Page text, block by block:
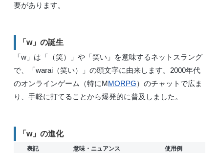
要があります。
「w」の誕生
「w」は「（笑）」や「笑い」を意味するネットスラング
で、「warai（笑い）」の頭文字に由来します。2000年代
のオンラインゲーム（特にMMORPG）のチャットで広ま
り、手軽に打てることから爆発的に普及しました。
「w」の進化
表記 意味・ニュアンス
使用例